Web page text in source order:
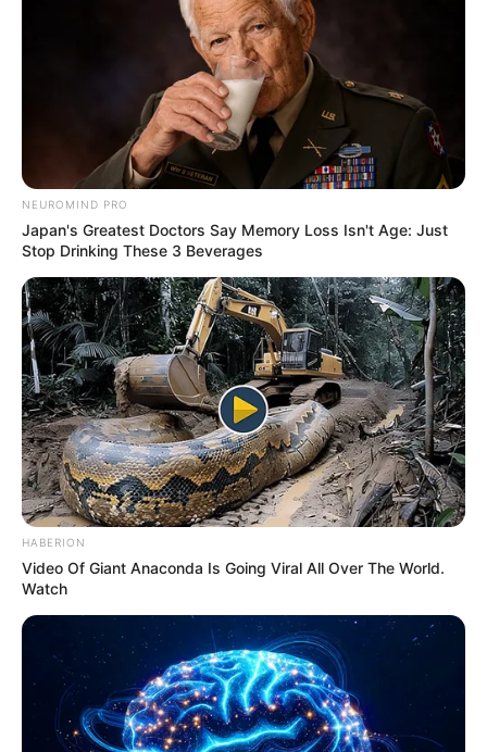
NEUROMIND PRO
Japan's Greatest Doctors Say Memory Loss Isn't Age: Just
Stop Drinking These 3 Beverages
HABERION
Video Of Giant Anaconda Is Going Viral All Over The World.
Watch